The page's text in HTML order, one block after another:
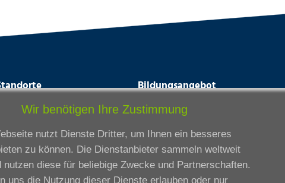
Darmstadt
Bildungsangebot
Ausbildung
Fortbildung
Wir benötigen Ihre Zustimmung
nutzt Dienste Dritter, um Ihnen ein besseres
zu können. Die Dienstanbieter sammeln weltweit
nutzen diese für beliebige Zwecke und Partnerschaften.
uns die Nutzung dieser Dienste erlauben oder nur